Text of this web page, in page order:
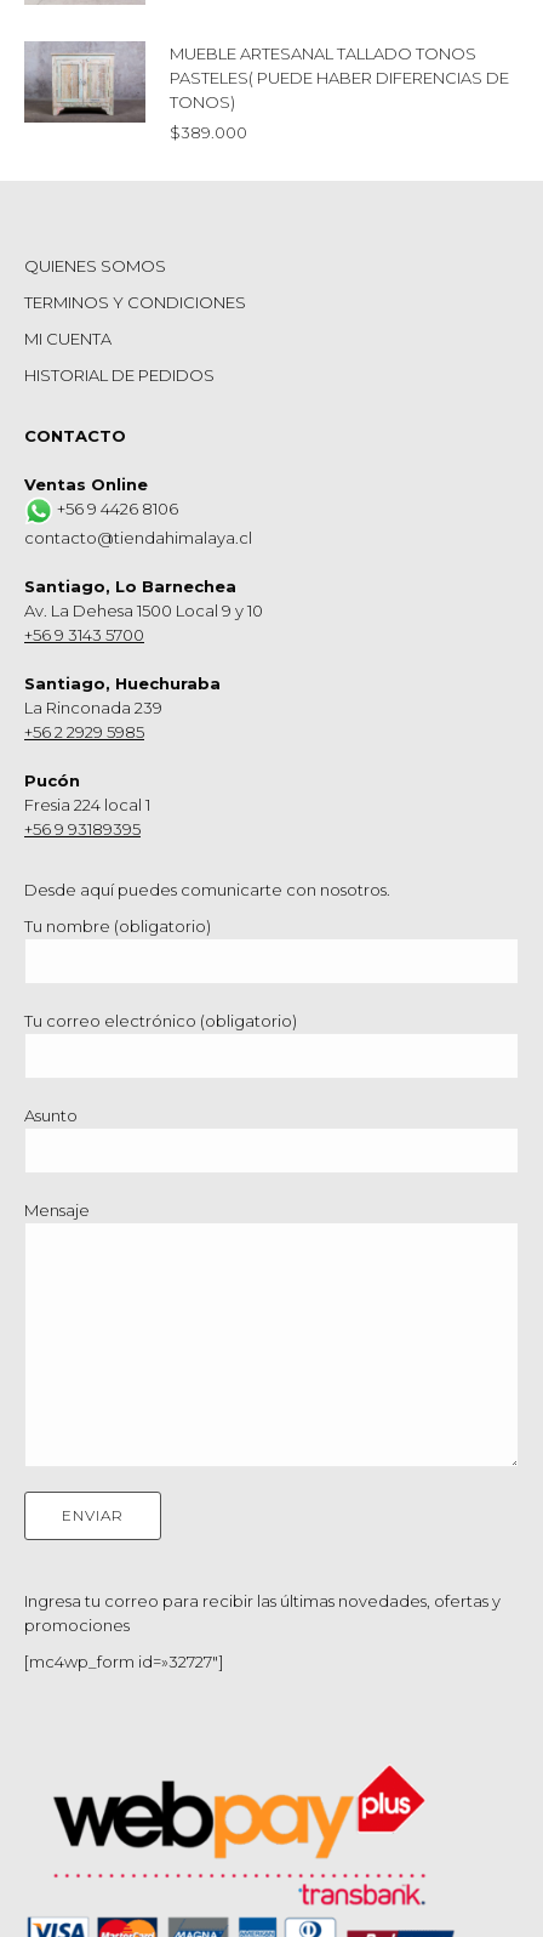
MUEBLE ARTESANAL TALLADO TONOS
PASTELES( PUEDE HABER DIFERENCIAS DE
TONOS)
$389.000
QUIENES SOMOS
TERMINOS Y CONDICIONES
MI CUENTA
HISTORIAL DE PEDIDOS
CONTACTO
Ventas Online
+56 9 4426 8106
contacto@tiendahimalaya.cl
Santiago, Lo Barnechea
Av. La Dehesa 1500 Local 9 y 10
+56 9 3143 5700
Santiago, Huechuraba
La Rinconada 239
+56 2 2929 5985
Pucón
Fresia 224 local 1
+56 9 93189395
Desde aquí puedes comunicarte con nosotros.
Tu nombre (obligatorio)
Tu correo electrónico (obligatorio)
Asunto
Mensaje
Ingresa tu correo para recibir las últimas novedades, ofertas y
promociones
[mc4wp_form id=»32727″]